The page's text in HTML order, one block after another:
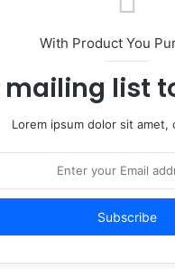
With Product You
mailing list
Lorem ipsum dolor sit amet,